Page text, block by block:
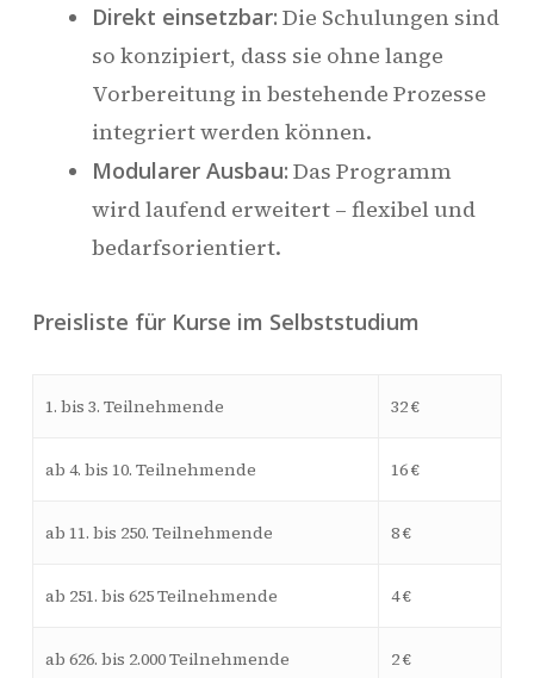
Direkt einsetzbar: Die Schulungen sind
so konzipiert, dass sie ohne lange
Vorbereitung in bestehende Prozesse
integriert werden können.
Modularer Ausbau: Das Programm
wird laufend erweitert – flexibel und
bedarfsorientiert.
Preisliste für Kurse im Selbststudium
1. bis 3. Teilnehmende 32 €
ab 4. bis 10. Teilnehmende 16 €
ab 11. bis 250. Teilnehmende 8 €
ab 251. bis 625 Teilnehmende 4 €
ab 626. bis 2.000 Teilnehmende 2 €